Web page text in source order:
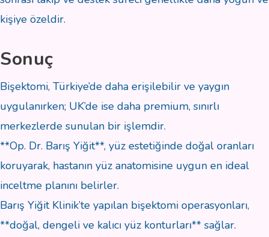
kişiye özeldir.
Sonuç
Bişektomi, Türkiye’de daha erişilebilir ve yaygın
uygulanırken; UK’de ise daha premium, sınırlı
merkezlerde sunulan bir işlemdir.
**Op. Dr. Barış Yiğit**, yüz estetiğinde doğal oranları
koruyarak, hastanın yüz anatomisine uygun en ideal
inceltme planını belirler.
Barış Yiğit Klinik’te yapılan bişektomi operasyonları,
**doğal, dengeli ve kalıcı yüz konturları** sağlar.